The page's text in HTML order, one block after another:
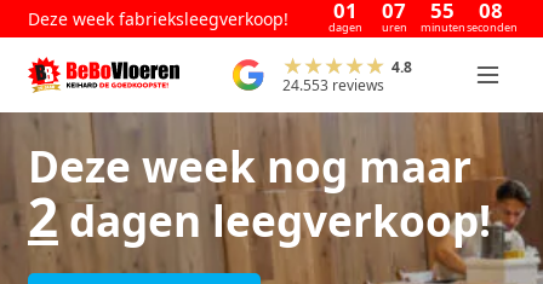
Deze week fabrieksleegverkoop! 01
dagen
07
uren
55
minuten
08
seconden
4.8
24.553 reviews
Deze week nog maar
2dagen leegverkoop!